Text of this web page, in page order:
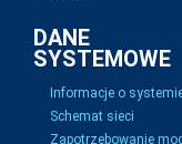
DANE
SYSTEMOWE
Informacje o
Schemat sieci
Zapotrzebowanie